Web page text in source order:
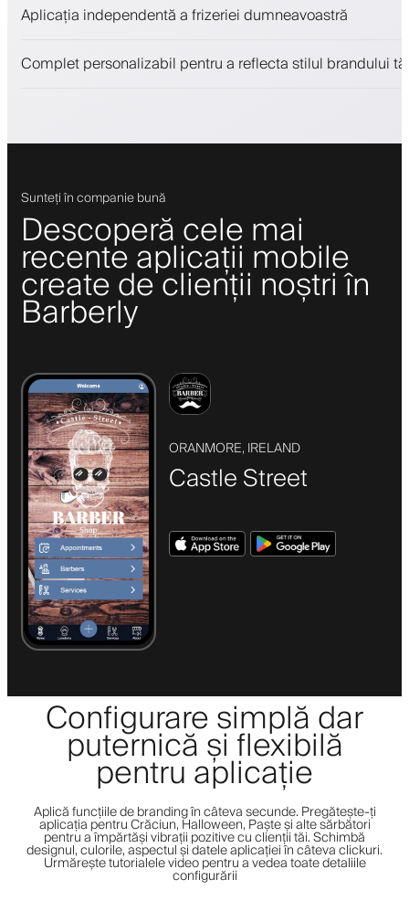
Implică clienții cu un program de loialitate
Aplicația independentă a frizeriei dumneavoastră
Complet personalizabil pentru a reflecta stilul brandului
Sunteți în companie bună
Descoperă cele mai
recente aplicații mobile
create de clienții noștri în
Barberly
ORANMORE, IRELAND
Castle Street
Configurare simplă dar
puternică și flexibilă
pentru aplicație
Aplică funcțiile de branding în câteva secunde. Pregătește-ți
aplicația pentru Crăciun, Halloween, Paște și alte sărbători
pentru a împărtăși vibrații pozitive cu clienții tăi. Schimbă
designul, culorile, aspectul și datele aplicației în câteva clickuri.
Urmărește tutorialele video pentru a vedea toate detaliile
configurării